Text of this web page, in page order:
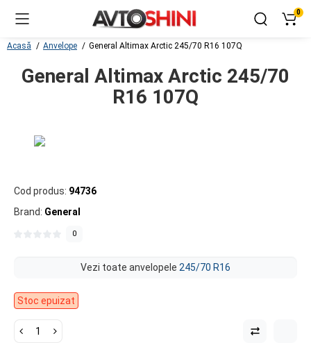
0
Acasă Anvelope General Altimax Arctic 245/70 R16 107Q
General Altimax Arctic 245/70
R16 107Q
Cod produs: 94736
Brand: General
0
Vezi toate anvelopele 245/70 R16
Stoc epuizat